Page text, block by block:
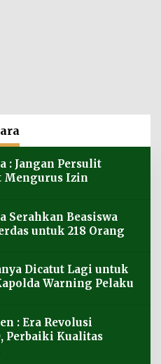
: Jangan Persulit
Mengurus Izin
Serahkan Beasiswa
untuk 218 Orang
Dicatut Lagi untuk
Warning Pelaku
: Era Revolusi
Perbaiki Kualitas